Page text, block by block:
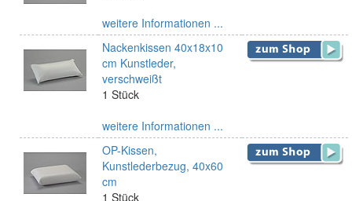
weitere Informationen ...
Nackenkissen 40x18x10
cm Kunstleder,
verschweißt
1 Stück
weitere Informationen ...
OP-Kissen,
Kunstlederbezug, 40x60
cm
1 Stück